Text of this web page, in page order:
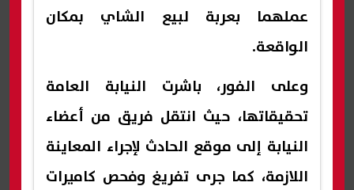
عملهما بعربة لبيع الشاي بمكان
الواقعة.
وعلى الفور، باشرت النيابة العامة
تحقيقاتها، حيث انتقل فريق من أعضاء
النيابة إلى موقع الحادث لإجراء المعاينة
اللازمة، كما جرى تفريغ وفحص كاميرات